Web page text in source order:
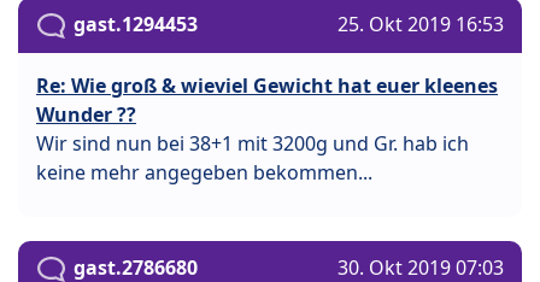
gast.1294453 25. Okt 2019 16:53
Re: Wie groß & wieviel Gewicht hat euer kleenes
Wunder ??
Wir sind nun bei 38+1 mit 3200g und Gr. hab ich
keine mehr angegeben bekommen...
gast.2786680 30. Okt 2019 07:03